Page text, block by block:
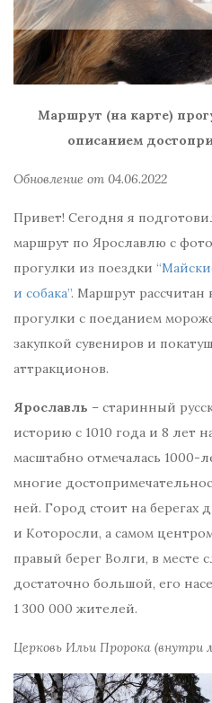
Маршрут (на карте)
описанием
Обновление от 04.06.2022
Привет! Сегодня я
маршрут по Ярославлю с
прогулки из поездки
и собака”. Маршрут
прогулки с поеданием
закупкой сувениров и
аттракционов.
Ярославль – старинный
историю с 1010 года и 8 лет
масштабно отмечалась 1000-
многие
ней. Город стоит на берегах
и Которосли, а самом
правый берег Волги, в месте
достаточно большой, его
1 300 000 жителей.
Церковь Ильи Пророка (внутри